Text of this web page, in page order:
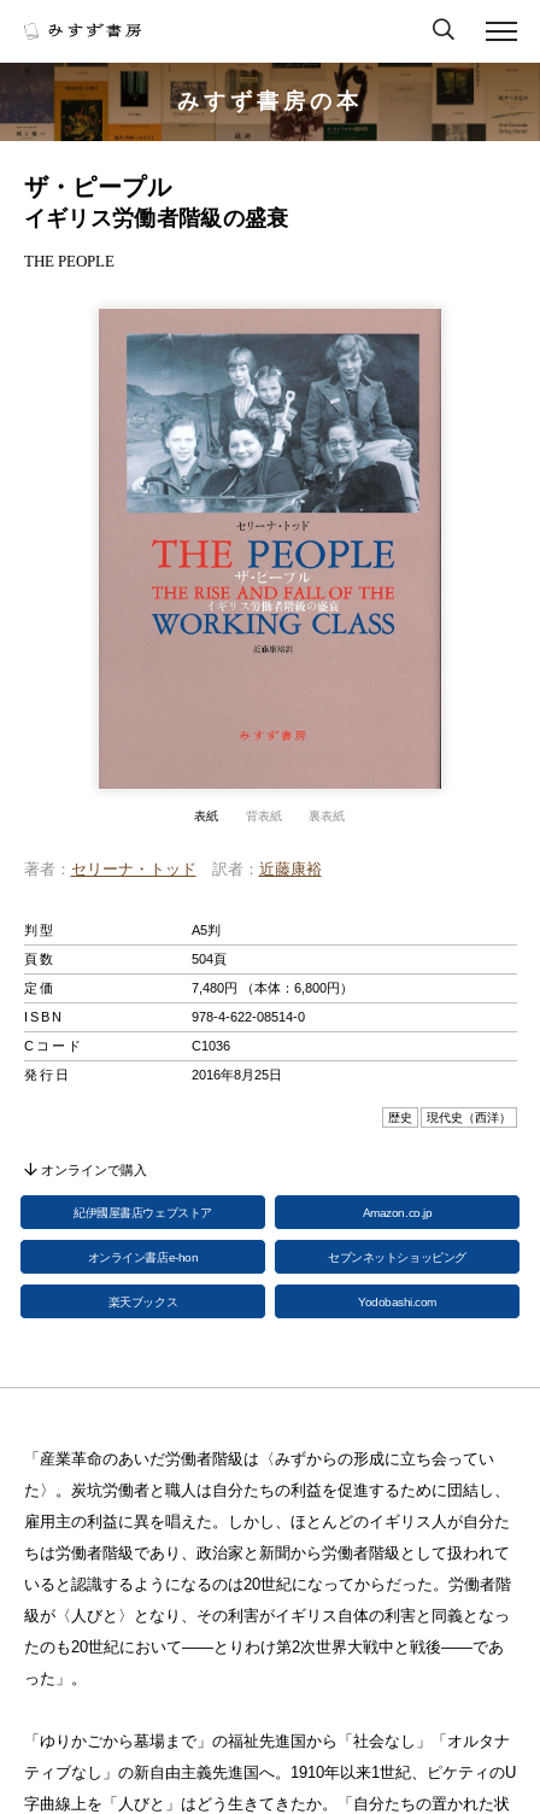
みすず書房の本
ザ・ピープル
イギリス労働者階級の盛衰
THE PEOPLE
表紙 背表紙 裏表紙
著者 セリーナ・トッド 訳者 近藤康裕
判型
A5判
頁数
504頁
定価
7,480円 （本体：6,800円）
ISBN
978-4-622-08514-0
Cコード
C1036
発行日
2016年8月25日
歴史 現代史（西洋）
オンラインで購入
紀伊國屋書店ウェブストア Amazon.co.jp
オンライン書店e-hon セブンネットショッピング
楽天ブックス Yodobashi.com
「産業革命のあいだ労働者階級は〈みずからの形成に立ち会ってい
た〉。炭坑労働者と職人は自分たちの利益を促進するために団結し、
雇用主の利益に異を唱えた。しかし、ほとんどのイギリス人が自分た
ちは労働者階級であり、政治家と新聞から労働者階級として扱われて
いると認識するようになるのは20世紀になってからだった。労働者階
級が〈人びと〉となり、その利害がイギリス自体の利害と同義となっ
たのも20世紀において——とりわけ第2次世界大戦中と戦後——であ
った」。
「ゆりかごから墓場まで」の福祉先進国から「社会なし」「オルタナ
ティブなし」の新自由主義先進国へ。1910年以来1世紀、ピケティのU
字曲線上を「人びと」はどう生きてきたか。「自分たちの置かれた状